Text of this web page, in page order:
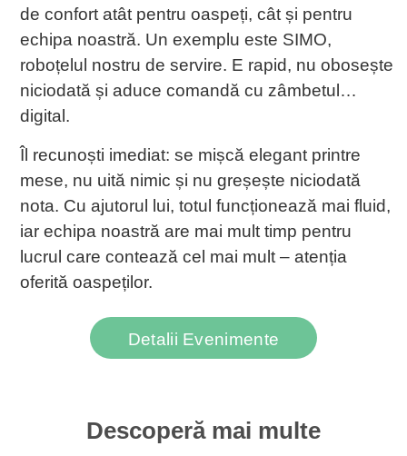
de confort atât pentru oaspeți, cât și pentru
echipa noastră. Un exemplu este SIMO,
roboțelul nostru de servire. E rapid, nu obosește
niciodată și aduce comandă cu zâmbetul…
digital.
Îl recunoști imediat: se mișcă elegant printre
mese, nu uită nimic și nu greșește niciodată
nota. Cu ajutorul lui, totul funcționează mai fluid,
iar echipa noastră are mai mult timp pentru
lucrul care contează cel mai mult – atenția
oferită oaspeților.
Detalii Evenimente
Descoperă mai multe